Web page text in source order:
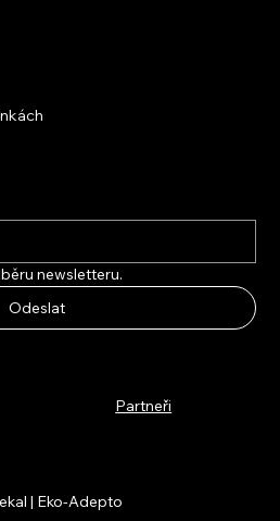
newsletteru.
Odeslat
| Eko-Adepto
Partneři